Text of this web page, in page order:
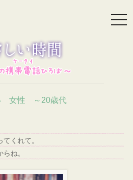
女性 ～20歳代
くれて。
ね。